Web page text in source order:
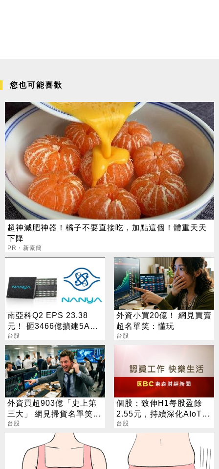
您也可能喜歡
超神減肥神器！橘子不要直接吃，加點這個！體重天天
下降
PR・新素簡
南亞科Q2 EPS 23.38
元！ 砸3466億擴建5A新
廠 今年資本支出增至697
億
台股
外資小買20億！ 網見買賣
超名單笑：懂玩
台股
外資買超903億「史上第
三大」 網見掃貨名單笑：
不懂在幹嘛
台股
個股：致伸H1每股盈餘
2.55元，持續深化AIoT、
AI智慧監控、機器人與車
用佈局
台股